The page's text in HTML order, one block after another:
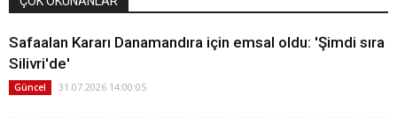
Safaalan Kararı Danamandıra için emsal oldu: 'Şimdi sıra
Silivri'de'
Güncel 31.07.2026 14:00:05